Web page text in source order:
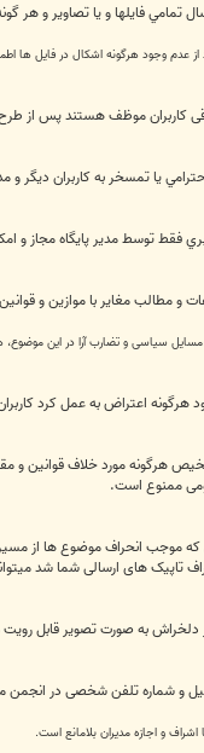
تمامي فايلها و يا تصاوير و هر
عدم وجود هرگونه اشکال در فایل ها
کاربران موظف هستند پس از
یا تمسخر به كاربران ديگر
فقط توسط مدير پايگاه مجاز و
و مطالب مغایر با موازین و
مسایل سیاسی و تضارب آرا در این
هرگونه اعتراض به عمل کرد
هرگونه مورد خلاف قوانین و
ممنوع است.
که موجب انحراف موضوع ها از
تاپیک های ارسالی‌ شما شد
دلخراش به صورت تصوير قابل رويت
و ‌شماره تلفن شخصی در
اشراف و اجازه مدیران بلامانع است.